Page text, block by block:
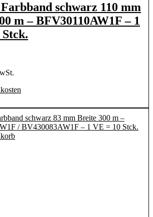
schwarz 110 mm
m – BFV30110AW1F – 1